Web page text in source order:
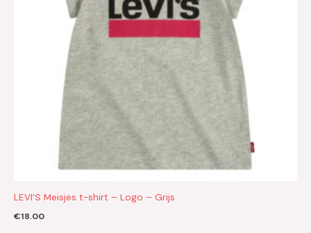
LEVI’S Meisjes t-shirt – Logo – Grijs
€18.00